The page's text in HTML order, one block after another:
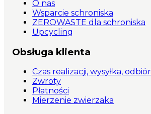
O nas
Wsparcie schroniska
ZEROWASTE dla schroniska
Upcycling
Obsługa klienta
Czas realizacji, wysyłka,
Zwroty
Płatności
Mierzenie zwierzaka